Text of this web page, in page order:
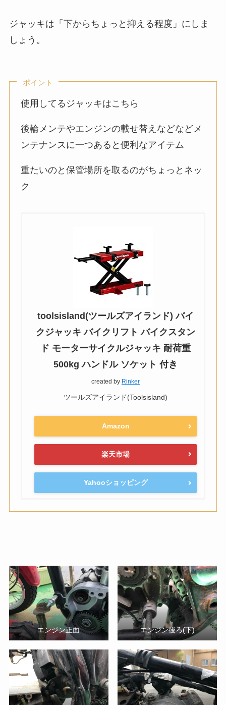
ジャッキは「下からちょっと抑える程度」にしま
しょう。
ポイント
使用してるジャッキはこちら
後輪メンテやエンジンの載せ替えなどなどメ
ンテナンスに一つあると便利なアイテム
重たいのと保管場所を取るのがちょっとネッ
ク
toolsisland(ツールズアイランド) バイ
クジャッキ バイクリフト バイクスタン
ド モーターサイクルジャッキ 耐荷重
500kg ハンドル ソケット 付き
created by Rinker
ツールズアイランド(Toolsisland)
Amazon
楽天市場
Yahooショッピング
エンジン正面 エンジン後ろ(下)